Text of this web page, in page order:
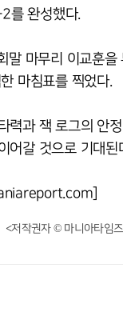
를 완성했다.
말 마무리 이교훈
마침표를 찍었다.
력과 잭 로그의 안
어갈 것으로 기대된
<저작권자 © 마니아타임